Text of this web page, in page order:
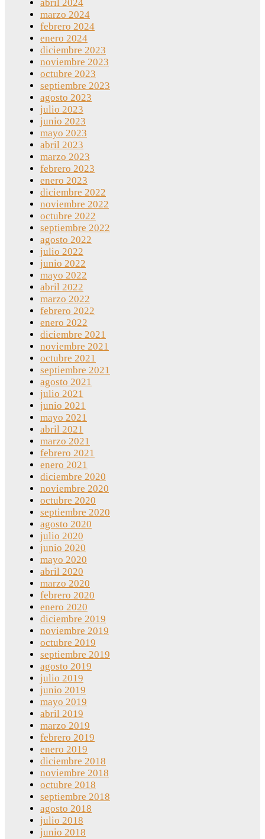
abril 2024
marzo 2024
febrero 2024
enero 2024
diciembre 2023
noviembre 2023
octubre 2023
septiembre 2023
agosto 2023
julio 2023
junio 2023
mayo 2023
abril 2023
marzo 2023
febrero 2023
enero 2023
diciembre 2022
noviembre 2022
octubre 2022
septiembre 2022
agosto 2022
julio 2022
junio 2022
mayo 2022
abril 2022
marzo 2022
febrero 2022
enero 2022
diciembre 2021
noviembre 2021
octubre 2021
septiembre 2021
agosto 2021
julio 2021
junio 2021
mayo 2021
abril 2021
marzo 2021
febrero 2021
enero 2021
diciembre 2020
noviembre 2020
octubre 2020
septiembre 2020
agosto 2020
julio 2020
junio 2020
mayo 2020
abril 2020
marzo 2020
febrero 2020
enero 2020
diciembre 2019
noviembre 2019
octubre 2019
septiembre 2019
agosto 2019
julio 2019
junio 2019
mayo 2019
abril 2019
marzo 2019
febrero 2019
enero 2019
diciembre 2018
noviembre 2018
octubre 2018
septiembre 2018
agosto 2018
julio 2018
junio 2018